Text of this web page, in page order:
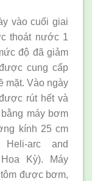
vào cuối giai
thoát nước 1
độ đã giảm
cung cấp
mặt. Vào ngày
rút hết và
máy bơm
kính 25 cm
arc and
Hoa Kỳ). Máy
được bơm,